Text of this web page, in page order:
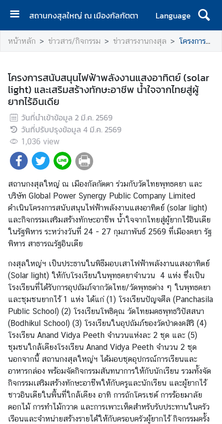
สถานกงสุลใหญ่ ณ เมืองกัลกัตตา
Language
ห
น้
ร
ก
ส
ถ
น
ก
สุ
ล
ใ
ห
ญ่
ข่
า
ว
ส
า
ร
/
กิ
จ
ก
ร
ร
ม
หน้าหลัก ข่าวสาร/กิจกรรม ข่าวสารงานกงสุล โครงการสนับสนุนไฟฟ้าพลังงานแสงอาทิตย์ (solar light) และเสริมสร้างทักษะอาชีพ น้ำใจจากไทยสู่ผู้ยากไร้อินเดีย
โครงการสนับสนุนไฟฟ้าพลังงานแสงอาทิตย์ (solar
light) และเสริมสร้างทักษะอาชีพ น้ำใจจากไทยสู่ผู้
ยากไร้อินเดีย
วันที่นำเข้าข้อมูล 2 มี.ค. 2569
วันที่ปรับปรุงข้อมูล 4 มี.ค. 2569
1,036 view
สถานกงสุลใหญ่ ณ เมืองกัลกัตตา ร่วมกับวัดไทยพุทธคยา และ
บริษัท Global Power Synergy Public Company Limited
ดำเนินโครงการสนับสนุนไฟฟ้าพลังงานแสงอาทิตย์ (solar light)
และกิจกรรมเสริมสร้างทักษะอาชีพ น้ำใจจากไทยสู่ผู้ยากไร้อินเดีย
ในรัฐพิหาร ระหว่างวันที่ 24 - 27 กุมภาพันธ์ 2569 ที่เมืองคยา รัฐ
พิหาร สาธารณรัฐอินเดีย
กงสุลใหญ่ฯ เป็นประธานในพิธีมอบเสาไฟฟ้าพลังงานแสงอาทิตย์
(Solar light) ให้กับโรงเรียนในพุทธคยาจำนวน 4 แห่ง ซึ่งเป็น
โรงเรียนที่ได้รับการอุปถัมภ์จากวัดไทย/วัดพุทธต่าง ๆ ในพุทธคยา
และชุมชนยากไร้ 1 แห่ง ได้แก่ (1) โรงเรียนปัญจศีล (Panchasila
Public School) (2) โรงเรียนโพธิคุณ วัดไทยมคธพุทธวิปัสสนา
(Bodhikul School) (3) โรงเรียนในอุปถัมภ์ของวัดป่าดงคสิริ (4)
โรงเรียน Anand Vidya Peeth จำนวนแห่งละ 2 ชุด และ (5)
ชุมชนใกล้เคียงโรงเรียน Anand Vidya Peeth จำนวน 2 ชุด
นอกจากนี้ สถานกงสุลใหญ่ฯ ได้มอบชุดอุปกรณ์การเรียนและ
อาหารกล่อง พร้อมจัดกิจกรรมสันทนาการให้กับนักเรียน รวมทั้งจัด
กิจกรรมเสริมสร้างทักษะอาชีพให้กับครูและนักเรียน และผู้ยากไร้
ชาวอินเดียในพื้นที่ใกล้เคียง อาทิ การถักโครเชต์ การร้อยมาลัย
ดอกไม้ การทำไม้กวาด และการเพาะเห็ดสำหรับรับประทานในครัว
เรือนและจำหน่ายสร้างรายได้ให้กับครอบครัวผู้ยากไร้ กิจกรรมครั้ง